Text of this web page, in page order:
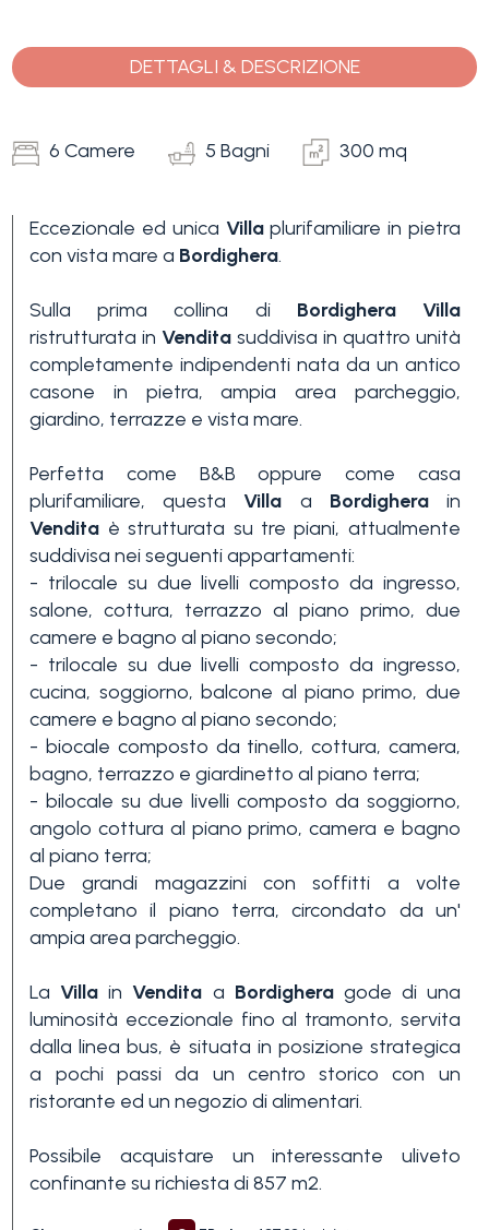
DETTAGLI & DESCRIZIONE
6 Camere 5 Bagni 300 mq
Eccezionale ed unica Villaplurifamiliare in pietra
con vista mare a Bordighera.
Sulla prima collina di Bordighera
Villa
ristrutturata in Vendita suddivisa in quattro unità
completamente indipendenti nata da un antico
casone in pietra, ampia area parcheggio,
giardino, terrazze e vista mare.
Perfetta come B&B oppure come casa
plurifamiliare, questa Villa a Bordigherain
Vendita è strutturata su tre piani, attualmente
suddivisa nei seguenti appartamenti:
- trilocale su due livelli composto da ingresso,
salone, cottura, terrazzo al piano primo, due
camere e bagno al piano secondo;
- trilocale su due livelli composto da ingresso,
cucina, soggiorno, balcone al piano primo, due
camere e bagno al piano secondo;
- biocale composto da tinello, cottura, camera,
bagno, terrazzo e giardinetto al piano terra;
- bilocale su due livelli composto da soggiorno,
angolo cottura al piano primo, camera e bagno
al piano terra;
Due grandi magazzini con soffitti a volte
completano il piano terra, circondato da un'
ampia area parcheggio.
La Villa in Vendita a Bordigheragode di una
luminosità eccezionale fino al tramonto, servita
dalla linea bus, è situata in posizione strategica
a pochi passi da un centro storico con un
ristorante ed un negozio di alimentari.
Possibile acquistare un interessante uliveto
confinante su richiesta di 857 m2.
Preferiti
Residenziali
Prezzo
minime
1
2
3+
Altre
opzioni
-
multiscelta
Giardino
Balcone/Terrazzo
Ascensore